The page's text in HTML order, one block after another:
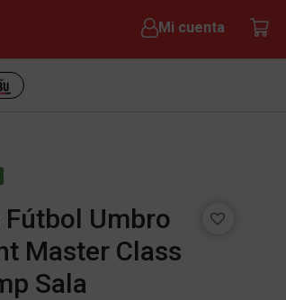
Mi cuenta
Umbro
Master Class
Sala